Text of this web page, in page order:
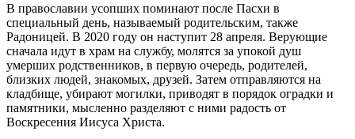
В православии усопших поминают после Пасхи в
специальный день, называемый родительским, также
Радоницей. В 2020 году он наступит 28 апреля. Верующие
сначала идут в храм на службу, молятся за упокой душ
умерших родственников, в первую очередь, родителей,
близких людей, знакомых, друзей. Затем отправляются на
кладбище, убирают могилки, приводят в порядок оградки и
памятники, мысленно разделяют с ними радость от
Воскресения Иисуса Христа.